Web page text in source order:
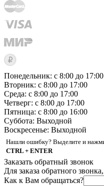
Понедельник: с 8:00 до 17:00
Вторник: с 8:00 до 17:00
Среда: с 8:00 до 17:00
Четверг: с 8:00 до 17:00
Пятница: с 8:00 до 16:00
Суббота: Выходной
Воскресенье: Выходной
Нашли ошибку? Выделите и
CTRL + ENTER
Заказать обратный звонок
Для заказа обратного
Как к Вам обращаться?